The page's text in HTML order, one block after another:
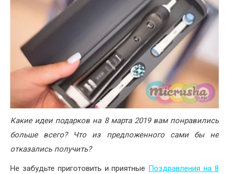
Какие идеи подарков на 8 марта 2019 вам понравились
больше всего? Что из предложенного сами бы не
отказались получить?
Не забудьте приготовить и приятные Поздравления на 8